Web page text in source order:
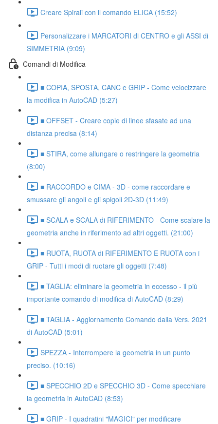
Creare Spirali con il comando ELICA (15:52)
Personalizzare i MARCATORI di CENTRO e gli ASSI di
SIMMETRIA (9:09)
Comandi di Modifica
■ COPIA, SPOSTA, CANC e GRIP - Come velocizzare
la modifica in AutoCAD (5:27)
■ OFFSET - Creare copie di linee sfasate ad una
distanza precisa (8:14)
■ STIRA, come allungare o restringere la geometria
(8:00)
■ RACCORDO e CIMA - 3D - come raccordare e
smussare gli angoli e gli spigoli 2D-3D (11:49)
■ SCALA e SCALA di RIFERIMENTO - Come scalare la
geometria anche in riferimento ad altri oggetti. (21:00)
■ RUOTA, RUOTA di RIFERIMENTO E RUOTA con i
GRIP - Tutti i modi di ruotare gli oggetti (7:48)
■ TAGLIA: eliminare la geometria in eccesso - il più
importante comando di modifica di AutoCAD (8:29)
■ TAGLIA - Aggiornamento Comando dalla Vers. 2021
di AutoCAD (5:01)
SPEZZA - Interrompere la geometria in un punto
preciso. (10:16)
■ SPECCHIO 2D e SPECCHIO 3D - Come specchiare
la geometria in AutoCAD (8:53)
■ GRIP - I quadratini "MAGICI" per modificare